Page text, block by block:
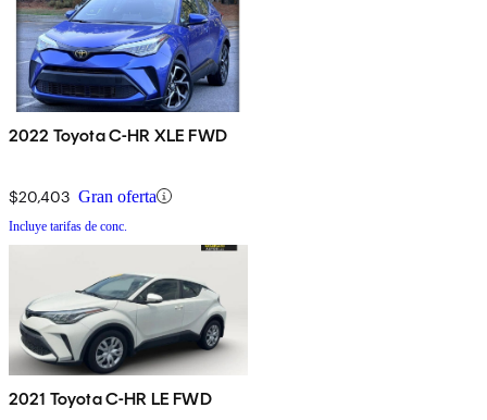
2022 Toyota C-HR XLE FWD
$20,403 Gran oferta
Incluye tarifas de conc.
2021 Toyota C-HR LE FWD